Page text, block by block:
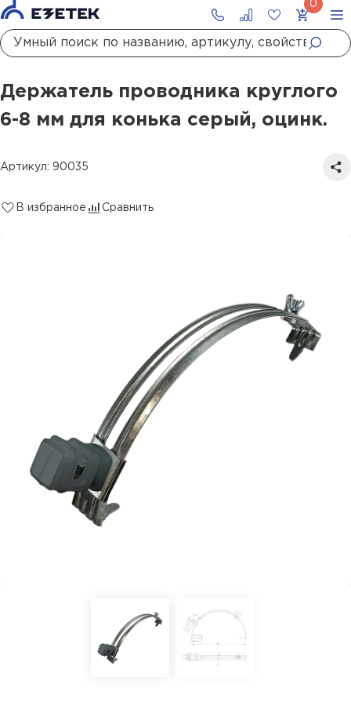
Держатели проводника
Держатель проводника круглого 6-8 мм для конька серый, оцинк.
Держатель проводника круглого
6-8 мм для конька серый, оцинк.
Артикул: 90035
В избранное Сравнить